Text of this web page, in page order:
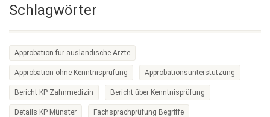
Schlagwörter
Approbation für ausländische Ärzte
Approbation ohne Kenntnisprüfung Approbationsunterstützung
Bericht KP Zahnmedizin Bericht über Kenntnisprüfung
Details KP Münster Fachsprachprüfung Begriffe